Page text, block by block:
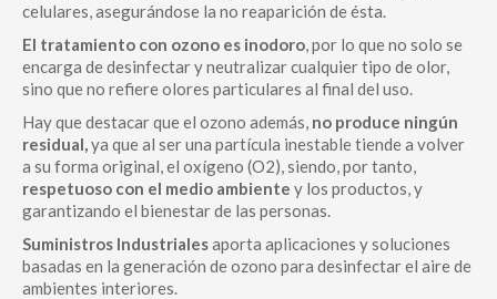
celulares, asegurándose la no reaparición de ésta.
El tratamiento con ozono es inodoro, por lo que no solo se
encarga de desinfectar y neutralizar cualquier tipo de olor,
sino que no refiere olores particulares al final del uso.
Hay que destacar que el ozono además, no produce ningún
residual,ya que al ser una partícula inestable tiende a volver
a su forma original, el oxígeno (O2), siendo, por tanto,
respetuoso con el medio ambiente y los productos, y
garantizando el bienestar de las personas.
Suministros Industrialesaporta aplicaciones y soluciones
basadas en la generación de ozono para desinfectar el aire de
ambientes interiores.